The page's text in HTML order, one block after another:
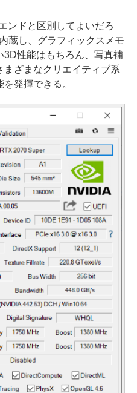
ンドと区別してよいだろ
蔵し、グラフィックスメモ
3D性能はもちろん、写真補
ざまなクリエイティブ系
発揮できる。